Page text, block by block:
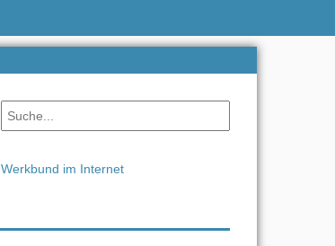
Werkbund im Internet